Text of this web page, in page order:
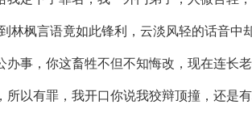
林枫言语竟如此锋利，云淡风轻的话音中
办事，你这畜牲不但不知悔改，现在连长
所以有罪，我开口你说我狡辩顶撞，还是